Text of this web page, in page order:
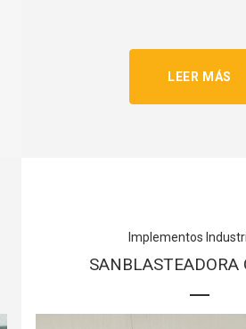
LEER MÁS
Implementos
SANBLASTEADORA